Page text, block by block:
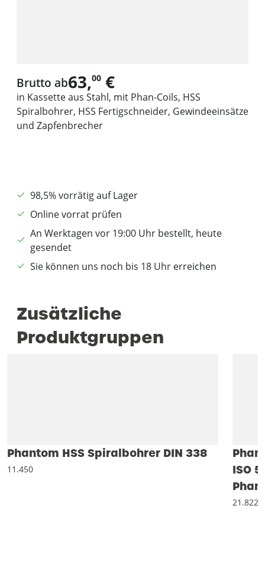
Brutto ab63,00 €
in Kassette aus Stahl, mit Phan-Coils, HSS
Spiralbohrer, HSS Fertigschneider, Gewindeeinsätze
und Zapfenbrecher
98,5% vorrätig auf Lager
Online vorrat prüfen
An Werktagen vor 19:00 Uhr bestellt, heute
gesendet
Sie können uns noch bis 18 Uhr erreichen
Zusätzliche
Produktgruppen
Phantom HSS Spiralbohrer DIN 338
11.450
ISO
21.822